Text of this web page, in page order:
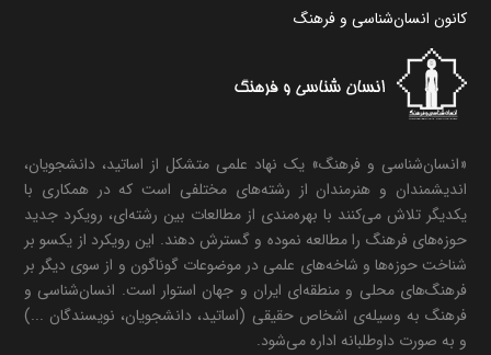
کانون انسان‌شناسی و فرهنگ
«انسان‌شناسی و فرهنگ» یک نهاد علمی متشکل از اساتید، دانشجویان،
اندیشمندان و هنرمندان از رشته‌های مختلفی است که در همکاری با
یکدیگر تلاش می‌کنند با بهره‌مندی از مطالعات بین رشته‌ای، رویکرد جدید
حوزه‌های فرهنگ را مطالعه نموده و گسترش دهند. این رویکرد از یکسو بر
شناخت حوزه‌ها و شاخه‌های علمی در موضوعات گوناگون و از سوی دیگر بر
فرهنگ‌های محلی و منطقه‌ای ایران و جهان استوار است. انسان‌شناسی و
فرهنگ به وسیله‌ی اشخاص حقیقی (اساتید، دانشجویان، نویسندگان ...)
و به صورت داوطلبانه اداره می‌شود.